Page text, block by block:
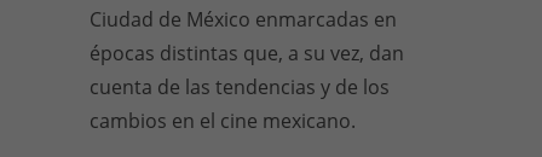
Ciudad de México enmarcadas en
épocas distintas que, a su vez, dan
cuenta de las tendencias y de los
cambios en el cine mexicano.